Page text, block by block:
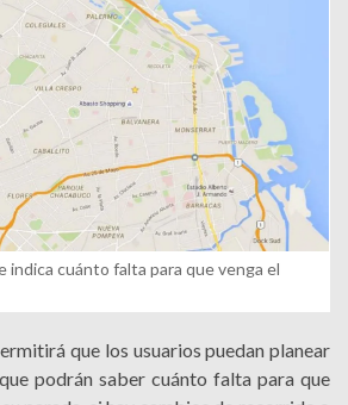
indica cuánto falta para que venga el
que los usuarios puedan planear
podrán saber cuánto falta para que